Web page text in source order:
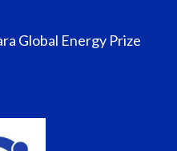
Global Energy Prize